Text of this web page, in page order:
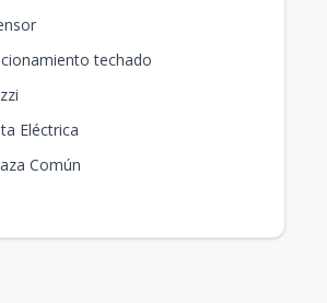
techado
Eléctrica
Común